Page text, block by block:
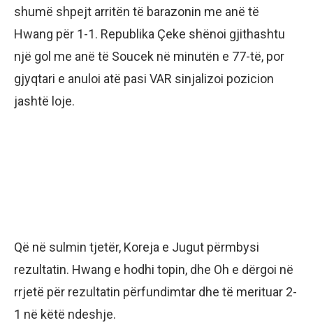
shumë shpejt arritën të barazonin me anë të
Hwang për 1-1. Republika Çeke shënoi gjithashtu
një gol me anë të Soucek në minutën e 77-të, por
gjyqtari e anuloi atë pasi VAR sinjalizoi pozicion
jashtë loje.
Që në sulmin tjetër, Koreja e Jugut përmbysi
rezultatin. Hwang e hodhi topin, dhe Oh e dërgoi në
rrjetë për rezultatin përfundimtar dhe të merituar 2-
1 në këtë ndeshje.